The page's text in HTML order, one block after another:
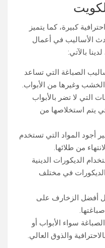
كبيرة، كما يتميز
الأساليب في أعمال
بالآتي:
الصباغة التي تساعد
وغيرها من الأبواب.
التي لا تضر بالأبواب
يتم استخلاصها من
أجود المواد التي تستخدم
من طلائها.
الديكورات الدينية
في مختلف
أفضل الزخارف على
سواء الأبواب أو
والذوق العالي.